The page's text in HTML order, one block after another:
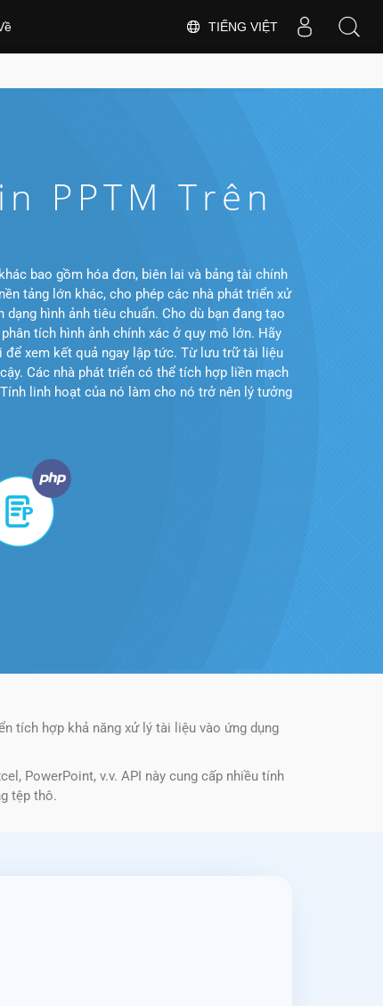
TIẾNG VIỆT
PPTM Trên
bao gồm hóa đơn, biên lai và bảng tài chính
tảng lớn khác, cho phép các nhà phát triển xử
hình ảnh tiêu chuẩn. Cho dù bạn đang tạo
tích hình ảnh chính xác ở quy mô lớn. Hãy
để xem kết quả ngay lập tức. Từ lưu trữ tài liệu
Các nhà phát triển có thể tích hợp liền mạch
linh hoạt của nó làm cho nó trở nên lý tưởng
tích hợp khả năng xử lý tài liệu vào ứng dụng
PowerPoint, v.v. API này cung cấp nhiều tính
tệp thô.